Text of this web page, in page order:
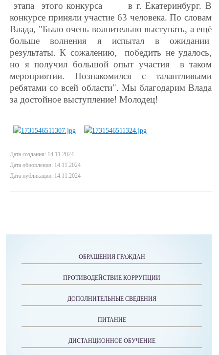
этапа этого конкурса в г. Екатеринбург. В
конкурсе приняли участие 63 человека. По словам
Влада, "Было очень волнительно выступать, а ещё
больше волнения я испытал в ожидании
результаты. К сожалению, победить не удалось,
но я получил большой опыт участия в таком
мероприятии. Познакомился с талантливыми
ребятами со всей области". Мы благодарим Влада
за достойное выступление! Молодец!
Дата создания: 14.11.2024
Дата обновления: 14.11.2024
Дата публикации: 14.11.2024
ОБРАЩЕНИЯ ГРАЖДАН
ПРОТИВОДЕЙСТВИЕ КОРРУПЦИИ
ДОПОЛНИТЕЛЬНЫЕ СВЕДЕНИЯ
ПИТАНИЕ
ДИСТАНЦИОННОЕ ОБУЧЕНИЕ